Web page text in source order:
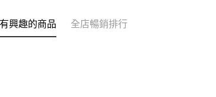
興趣的商品 全店暢銷排行